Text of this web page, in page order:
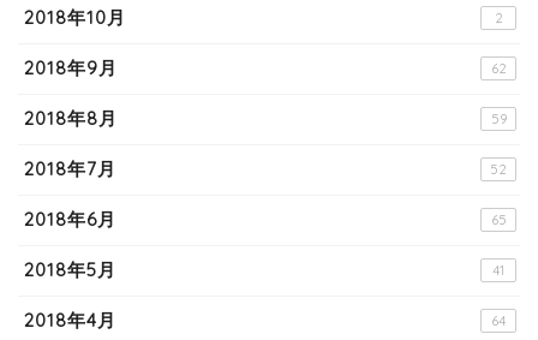
2018年10月 2
2018年9月 62
2018年8月 59
2018年7月 52
2018年6月 65
2018年5月 41
2018年4月 64